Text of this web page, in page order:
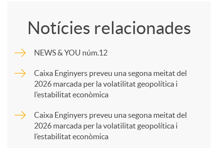
p
Notícies relacionades
NEWS & YOU núm.12
Caixa Enginyers preveu una segona meitat del
2026 marcada per la volatilitat geopolítica i
l’estabilitat econòmica
Caixa Enginyers preveu una segona meitat del
2026 marcada per la volatilitat geopolítica i
l’estabilitat econòmica